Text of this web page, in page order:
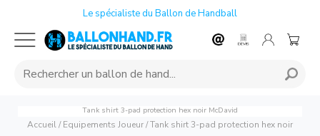
Le spécialiste du Ballon de Handball
Tank shirt 3-pad protection hex noir McDavid
Accueil/ Equipements Joueur/Tank shirt 3-pad protection hex noir